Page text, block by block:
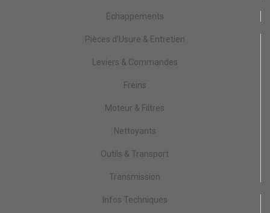
Échappements
Pièces d'Usure & Entretien
Leviers & Commandes
Freins
Moteur & Filtres
Nettoyants
Outils & Transport
Transmission
Infos Techniques